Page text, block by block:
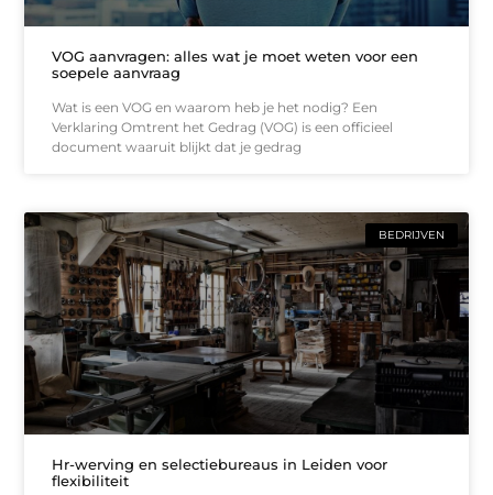
VOG aanvragen: alles wat je moet weten voor een
soepele aanvraag
Wat is een VOG en waarom heb je het nodig? Een
Verklaring Omtrent het Gedrag (VOG) is een officieel
document waaruit blijkt dat je gedrag
BEDRIJVEN
Hr-werving en selectiebureaus in Leiden voor
flexibiliteit